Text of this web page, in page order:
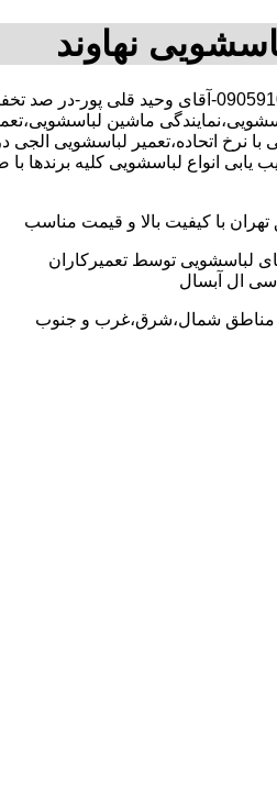
نهاوند
با--09059102450-آقای وحید قلی
ماشین
نرخ اتحاده،تعمیر لباسشویی الجی
انواع لباسشویی کلیه برندها
با کیفیت بالا و قیمت مناسب
لباسشویی توسط تعمیرکاران
سی ال آبسال
در مناطق شمال،شرق،غرب و جنوب